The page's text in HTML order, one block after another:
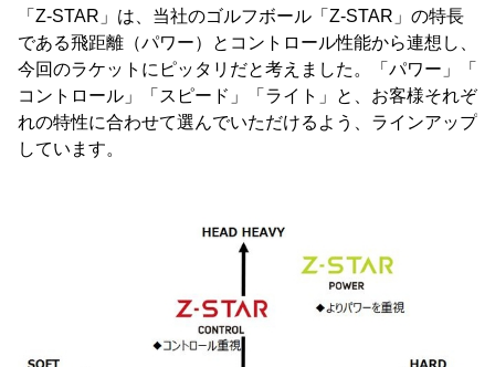
「Z-STAR」は、当社のゴルフボール「Z-STAR」の特長
である飛距離（パワー）とコントロール性能から連想し、
今回のラケットにピッタリだと考えました。「パワー」「
コントロール」「スピード」「ライト」と、お客様それぞ
れの特性に合わせて選んでいただけるよう、ラインアップ
しています。